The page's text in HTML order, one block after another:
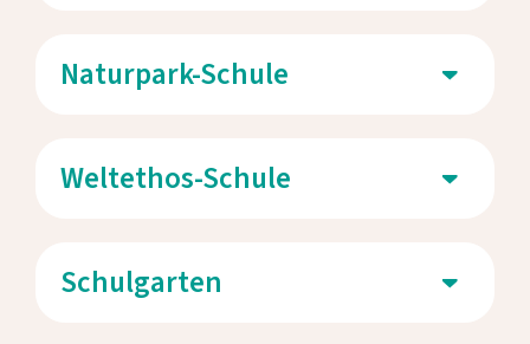
Naturpark-Schule
Weltethos-Schule
Schulgarten